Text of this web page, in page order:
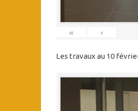
« ‹
Les travaux au 10